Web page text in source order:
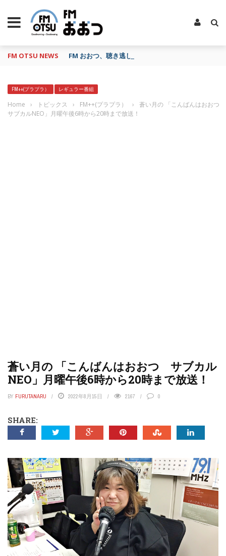
FM OTSU NEWS FM おおつ、聴き逃し番組配信サービス「shelfs」
FM++(プラプラ） レギュラー番組
Home › トピックス › FM++(プラプラ） ›
蒼い月の 「こんばんはおおつ
サブカルNEO」月曜午後6時から20時まで放送！
蒼い月の 「こんばんはおおつ サブカル
NEO」月曜午後6時から20時まで放送！
BY FURUTANARU 2022年8月15日 2167 0
SHARE: